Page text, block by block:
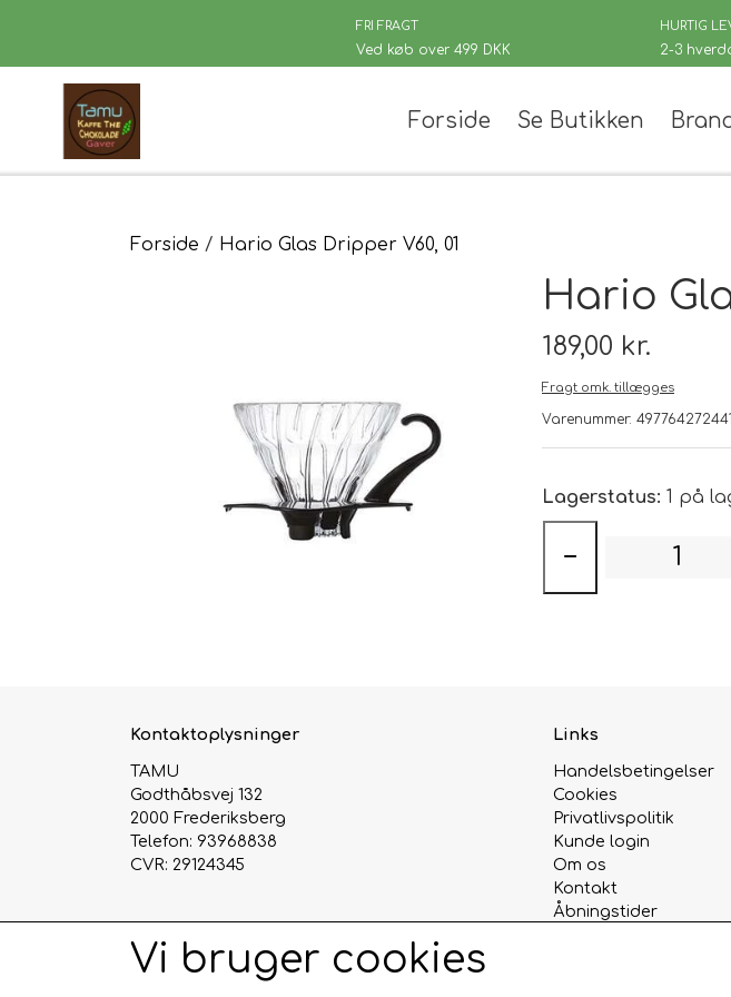
FRI FRAGT
Ved køb over 499 DKK
HURTIG
2-3
Forside Se Butikken
Kusmi Te
Sort Te
Urte & Frugt teer
Husets Teblandinger
Forside Hario Glas Dripper V60, 01
Hario
189,00 kr.
Fragt omk. tillægges
Varenummer:
Lagerstatus: 1 på
−
Kontaktoplysninger
TAMU
Godthåbsvej 132
2000 Frederiksberg
Telefon: 93968838
CVR: 29124345
Links
Handelsbetingelser
Cookies
Privatlivspolitik
Kunde login
Om os
Kontakt
Åbningstider
Vi bruger cookies